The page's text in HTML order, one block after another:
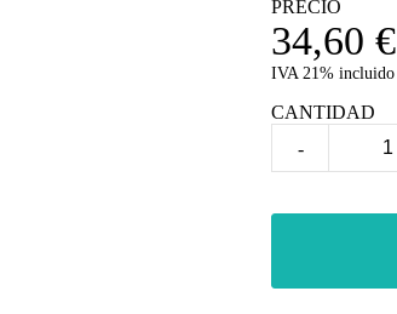
PRECIO
34,60 €
IVA 21% incluido
CANTIDAD
-